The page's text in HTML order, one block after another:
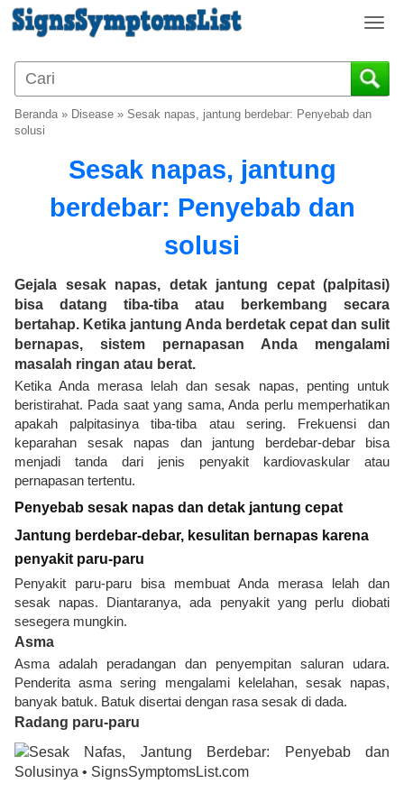
T
g
g
i
o
n
Beranda» Disease » Sesak napas, jantung berdebar: Penyebab dan
solusi
Sesak napas, jantung
berdebar: Penyebab dan
solusi
Gejala sesak napas, detak jantung cepat (palpitasi)
bisa datang tiba-tiba atau berkembang secara
bertahap. Ketika jantung Anda berdetak cepat dan sulit
bernapas, sistem pernapasan Anda mengalami
masalah ringan atau berat.
Ketika Anda merasa lelah dan sesak napas, penting untuk
beristirahat. Pada saat yang sama, Anda perlu memperhatikan
apakah palpitasinya tiba-tiba atau sering. Frekuensi dan
keparahan sesak napas dan jantung berdebar-debar bisa
menjadi tanda dari jenis penyakit kardiovaskular atau
pernapasan tertentu.
Penyebab sesak napas dan detak jantung cepat
Jantung berdebar-debar, kesulitan bernapas karena
penyakit paru-paru
Penyakit paru-paru bisa membuat Anda merasa lelah dan
sesak napas. Diantaranya, ada penyakit yang perlu diobati
sesegera mungkin.
Asma
Asma adalah peradangan dan penyempitan saluran udara.
Penderita asma sering mengalami kelelahan, sesak napas,
banyak batuk. Batuk disertai dengan rasa sesak di dada.
Radang paru-paru